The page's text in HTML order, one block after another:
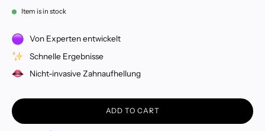
Item is in stock
Von Experten entwickelt
Schnelle Ergebnisse
Nicht-invasive Zahnaufhellung
ADD TO CART